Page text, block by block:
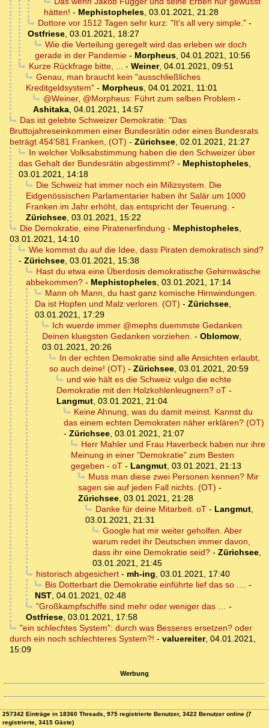
hätten! - Mephistopheles, 03.01.2021, 21:28
Dottore vor 1512 Tagen sehr kurz: "It's all very simple."-
Ostfriese, 03.01.2021, 18:27
Wie die Verteilung geregelt wird das erleben wir doch
gerade in der Pandemie - Morpheus, 04.01.2021, 10:56
Kurze Rückfrage bitte, ... - Weiner, 04.01.2021, 09:51
Genau, man braucht kein "ausschließliches
Kreditgeldsystem" - Morpheus, 04.01.2021, 11:01
@Weiner, @Morpheus: Führt zum selben Problem -
Ashitaka, 04.01.2021, 14:57
Das ist gelebte Schweizer Demokratie: "Das
Bruttojahreseinkommen einer Bundesrätin oder eines Bundesrats
beträgt 454'581 Franken, (OT) - Zürichsee, 02.01.2021, 21:27
In welcher Volksabstimmung haben die den Schweizer über
das Gehalt der Bundesrätin abgestimmt? - Mephistopheles,
03.01.2021, 14:18
Die Schweiz hat immer noch ein Milizsystem. Die
Eidgenössischen Parlamentarier haben ihr Salär um 1000
Franken im Jahr erhöht, das entspricht der Teuerung. -
Zürichsee, 03.01.2021, 15:22
Die Demokratie, eine Piratenerfindung - Mephistopheles,
03.01.2021, 14:10
Wie kommst du auf die Idee, dass Piraten demokratisch sind?
- Zürichsee, 03.01.2021, 15:38
Hast du etwa eine Überdosis demokratische Gehirnwäsche
abbekommen? - Mephistopheles, 03.01.2021, 17:14
Mann oh Mann, du hast ganz komische Hirnwindungen.
Da ist Hopfen und Malz verloren. (OT) - Zürichsee,
03.01.2021, 17:29
Ich wuerde immer @mephs duemmste Gedanken
Deinen kluegsten Gedanken vorziehen. - Oblomow,
03.01.2021, 20:26
In der echten Demokratie sind alle Ansichten erlaubt,
so auch deine! (OT) - Zürichsee, 03.01.2021, 20:59
und wie hält es die Schweiz vulgo die echte
Demokratie mit den Holzkohlenleugnern? oT -
Langmut, 03.01.2021, 21:04
Keine Ahnung, was du damit meinst. Kannst du
das einem echten Demokraten näher erklären? (OT)
- Zürichsee, 03.01.2021, 21:07
Herr Mahler und Frau Haverbeck haben nur ihre
Meinung in einer "Demokratie" zum Besten
gegeben - oT - Langmut, 03.01.2021, 21:13
Muss man diese zwei Personen kennen? Mir
sagen sie auf jeden Fall nichts. (OT) -
Zürichsee, 03.01.2021, 21:28
Danke für deine Mitarbeit. oT- Langmut,
03.01.2021, 21:31
Google hat mir weiter geholfen. Aber
warum redet ihr Deutschen immer davon,
dass ihr eine Demokratie seid? - Zürichsee,
03.01.2021, 21:45
historisch abgesichert- mh-ing, 03.01.2021, 17:40
Bis Dotterbart die Demokratie einführte lief das so .... -
NST, 04.01.2021, 02:48
"Großkampfschiffe sind mehr oder weniger das … -
Ostfriese, 03.01.2021, 17:58
"ein schlechtes System": durch was Besseres ersetzen? oder
durch ein noch schlechteres System?! - valuereiter, 04.01.2021,
15:09
Werbung
257342 Einträge in 18360 Threads, 975 registrierte Benutzer, 3422 Benutzer online (7
registrierte, 3415 Gäste)